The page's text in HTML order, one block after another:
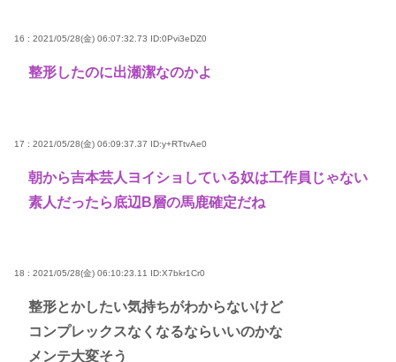
16 : 2021/05/28(金) 06:07:32.73 ID:0Pvi3eDZ0
整形したのに出瀬潔なのかよ
17 : 2021/05/28(金) 06:09:37.37 ID:y+RTtvAe0
朝から吉本芸人ヨイショしている奴は工作員じゃない
素人だったら底辺B層の馬鹿確定だね
18 : 2021/05/28(金) 06:10:23.11 ID:X7bkr1Cr0
整形とかしたい気持ちがわからないけど
コンプレックスなくなるならいいのかな
メンテ大変そう